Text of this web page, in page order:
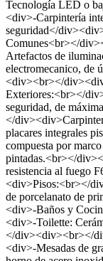
Tecnología LED o
<div>-Carpintería
seguridad</
Comunes<br></
Artefactos de
electromecanico, de
<div><br></
Exteriores:<br></
seguridad, de
</
placares integrales
compuesta por
pintadas.<br></
resistencia al fuego
<div>Pisos:<br></
de porcelanato de
<div>-Baños y
<div>-Toilette:
</div><div><br></
<div>-Mesadas de